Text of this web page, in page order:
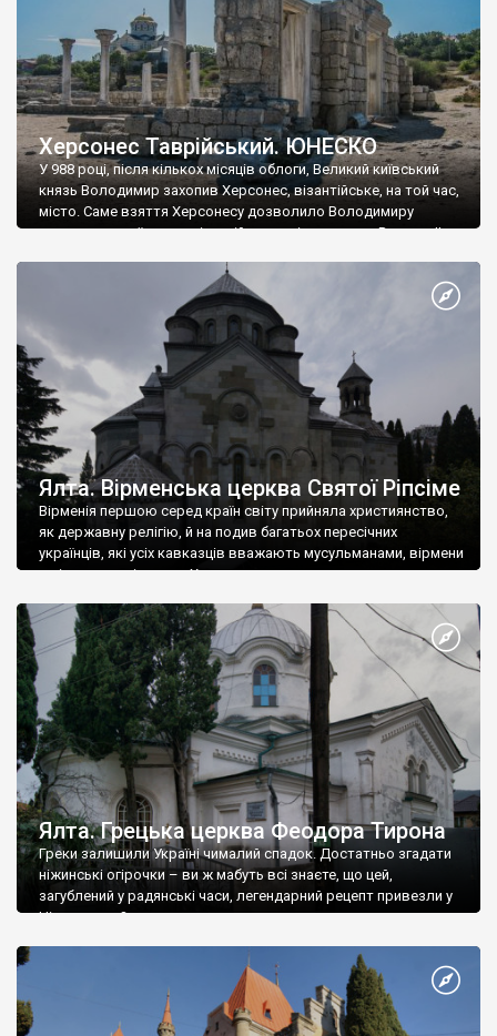
Херсонес Таврійський. ЮНЕСКО
У 988 році, після кількох місяців облоги, Великий київський
князь Володимир захопив Херсонес, візантійське, на той час,
місто. Саме взяття Херсонесу дозволило Володимиру
диктувати свої умови візантійському імператору Василю ІІ, та
Херсонесі Володимир-язичник, став Василем-християнином.
А потім було Хрещення Русі. На честь Херсонесу Таврійського
Ялта. Вірменська церква Святої Ріпсіме
Вірменія першою серед країн світу прийняла християнство,
як державну релігію, й на подив багатьох пересічних
українців, які усіх кавказців вважають мусульманами, вірмени
є відданими вірянами Христа
Ялта. Грецька церква Феодора Тирона
Греки залишили Україні чималий спадок. Достатньо згадати
ніжинські огірочки – ви ж мабуть всі знаєте, що цей,
загублений у радянські часи, легендарний рецепт привезли у
Ніжин греки?